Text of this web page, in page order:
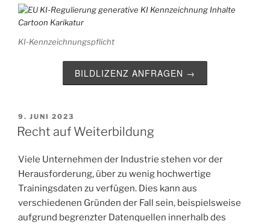
KI-Kennzeichnungspflicht
BILDLIZENZ ANFRAGEN →
VERÖFFENTLICHT
AM
9. JUNI 2023
Recht auf Weiterbildung
Viele Unternehmen der Industrie stehen vor der
Herausforderung, über zu wenig hochwertige
Trainingsdaten zu verfügen. Dies kann aus
verschiedenen Gründen der Fall sein, beispielsweise
aufgrund begrenzter Datenquellen innerhalb des